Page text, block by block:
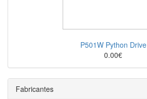
P501W Python Drive
0.00€
Fabricantes